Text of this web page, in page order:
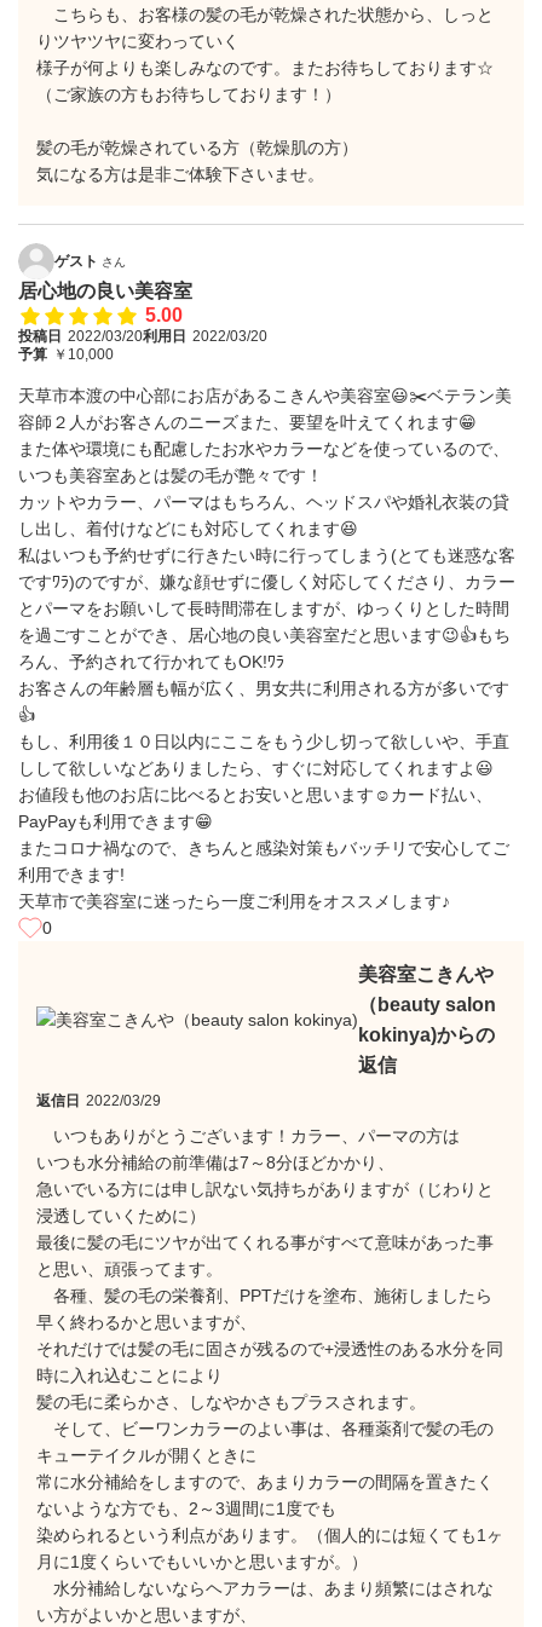
こちらも、お客様の髪の毛が乾燥された状態から、しっと
りツヤツヤに変わっていく
様子が何よりも楽しみなのです。またお待ちしております☆
（ご家族の方もお待ちしております！）
髪の毛が乾燥されている方（乾燥肌の方）
気になる方は是非ご体験下さいませ。
ゲスト さん
居心地の良い美容室
5.00
投稿日 2022/03/20利用日 2022/03/20
予算 ￥10,000
天草市本渡の中心部にお店があるこきんや美容室😃✂️ベテラン美
容師２人がお客さんのニーズまた、要望を叶えてくれます😁
また体や環境にも配慮したお水やカラーなどを使っているので、
いつも美容室あとは髪の毛が艶々です！
カットやカラー、パーマはもちろん、ヘッドスパや婚礼衣装の貸
し出し、着付けなどにも対応してくれます😆
私はいつも予約せずに行きたい時に行ってしまう(とても迷惑な客
ですﾜﾗ)のですが、嫌な顔せずに優しく対応してくださり、カラー
とパーマをお願いして長時間滞在しますが、ゆっくりとした時間
を過ごすことができ、居心地の良い美容室だと思います😉👍️もち
ろん、予約されて行かれてもOK!ﾜﾗ
お客さんの年齢層も幅が広く、男女共に利用される方が多いです
👍️
もし、利用後１０日以内にここをもう少し切って欲しいや、手直
しして欲しいなどありましたら、すぐに対応してくれますよ😃
お値段も他のお店に比べるとお安いと思います☺️カード払い、
PayPayも利用できます😁
またコロナ禍なので、きちんと感染対策もバッチリで安心してご
利用できます!
天草市で美容室に迷ったら一度ご利用をオススメします♪
0
美容室こきんや
（beauty salon
kokinya)からの
返信
返信日 2022/03/29
いつもありがとうございます！カラー、パーマの方は
いつも水分補給の前準備は7～8分ほどかかり、
急いでいる方には申し訳ない気持ちがありますが（じわりと
浸透していくために）
最後に髪の毛にツヤが出てくれる事がすべて意味があった事
と思い、頑張ってます。
各種、髪の毛の栄養剤、PPTだけを塗布、施術しましたら
早く終わるかと思いますが、
それだけでは髪の毛に固さが残るので+浸透性のある水分を同
時に入れ込むことにより
髪の毛に柔らかさ、しなやかさもプラスされます。
そして、ビーワンカラーのよい事は、各種薬剤で髪の毛の
キューテイクルが開くときに
常に水分補給をしますので、あまりカラーの間隔を置きたく
ないような方でも、2～3週間に1度でも
染められるという利点があります。（個人的には短くても1ヶ
月に1度くらいでもいいかと思いますが。）
水分補給しないならヘアカラーは、あまり頻繁にはされな
い方がよいかと思いますが、